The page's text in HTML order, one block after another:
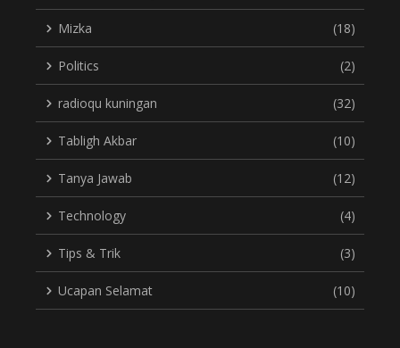
Mizka (18)
Politics (2)
radioqu kuningan (32)
Tabligh Akbar (10)
Tanya Jawab (12)
Technology (4)
Tips & Trik (3)
Ucapan Selamat (10)